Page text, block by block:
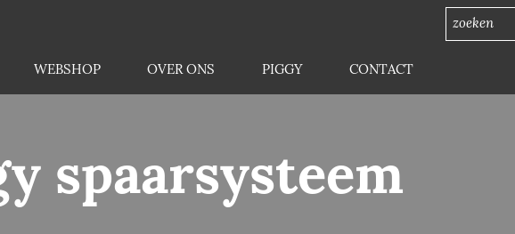
WEBSHOP OVER ONS PIGGY CONTACT
spaarsysteem